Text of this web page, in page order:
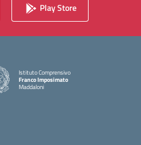
Play Store
Istituto Comprensivo
Franco Imposimato
Maddaloni